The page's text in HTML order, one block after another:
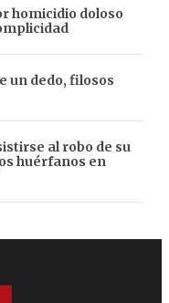
homicidio doloso
un dedo, filosos
al robo de su
huérfanos en